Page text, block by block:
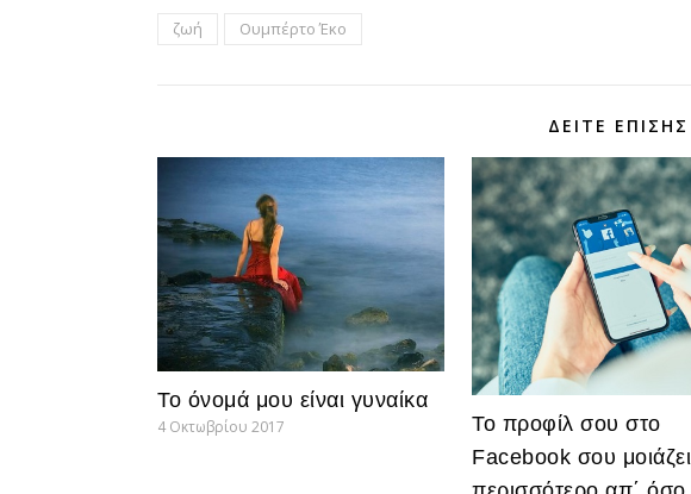
ζωή Ουμπέρτο Έκο
ΔΕΊΤΕ ΕΠΊΣΗΣ
Το όνομά μου είναι γυναίκα
4 Οκτωβρίου 2017
Το προφίλ σου στο
Facebook σου μοιάζει